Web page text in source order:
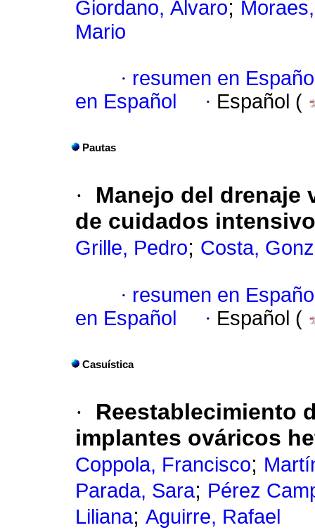
Giordano, Álvaro;
Mario
· resumen en
en Español
· Español (
Pautas
·
Manejo del drenaje
de cuidados
Grille, Pedro; Costa,
· resumen en
en Español
· Español (
Casuística
·
Reestablecimiento
implantes ováricos
Coppola, Francisco;
Parada, Sara; Pérez
Liliana; Aguirre, Rafael